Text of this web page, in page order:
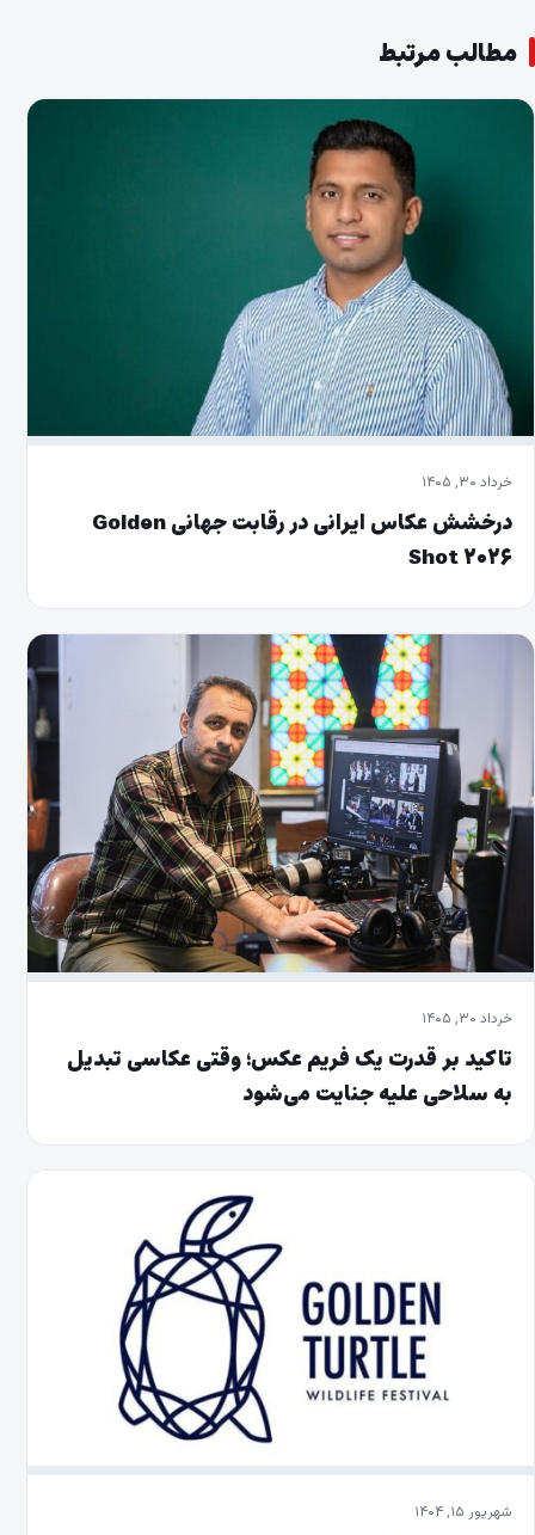
مطالب مرتبط
خرداد ۳۰, ۱۴۰۵
درخشش عکاس ایرانی در رقابت جهانی Golden
Shot ۲۰۲۶
خرداد ۳۰, ۱۴۰۵
تاکید بر قدرت یک فریم عکس؛ وقتی عکاسی تبدیل
به سلاحی علیه جنایت می‌شود
شهریور ۱۵, ۱۴۰۴